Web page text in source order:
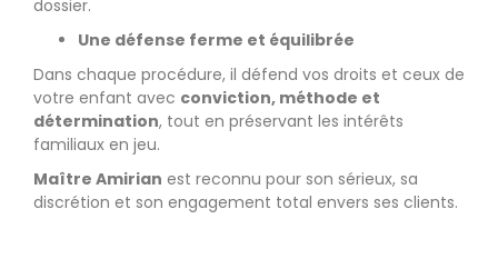
dossier.
Une défense ferme et équilibrée
Dans chaque procédure, il défend vos droits et ceux de
votre enfant avec conviction, méthode et
détermination, tout en préservant les intérêts
familiaux en jeu.
Maître Amirian est reconnu pour son sérieux, sa
discrétion et son engagement total envers ses clients.